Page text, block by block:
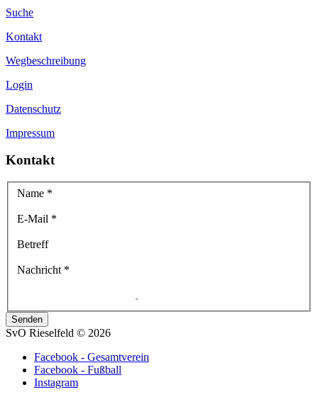
Suche
Kontakt
Wegbeschreibung
Login
Datenschutz
Impressum
Kontakt
Name *
E-Mail *
Betreff
Nachricht *
Senden
SvO Rieselfeld © 2026
Facebook - Gesamtverein
Facebook - Fußball
Instagram